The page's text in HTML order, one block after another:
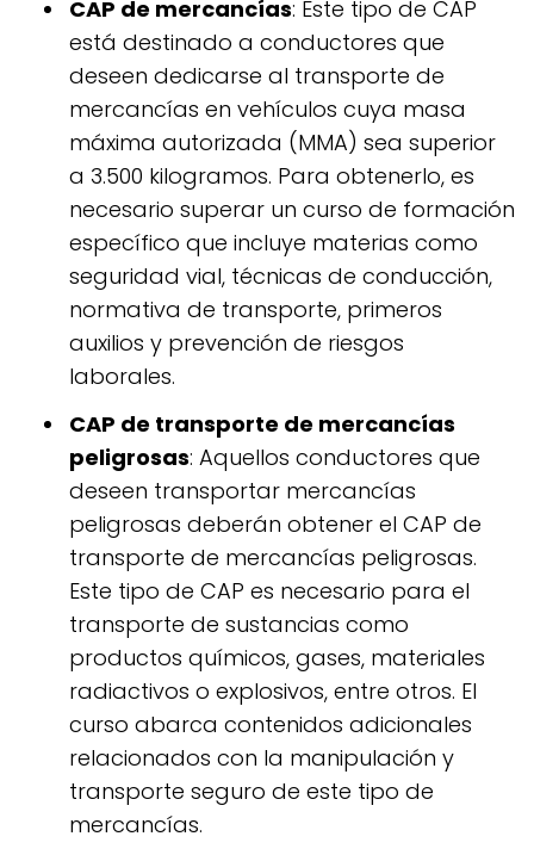
CAP de mercancías: Este tipo de CAP
está destinado a conductores que
deseen dedicarse al transporte de
mercancías en vehículos cuya masa
máxima autorizada (MMA) sea superior
a 3.500 kilogramos. Para obtenerlo, es
necesario superar un curso de formación
específico que incluye materias como
seguridad vial, técnicas de conducción,
normativa de transporte, primeros
auxilios y prevención de riesgos
laborales.
CAP de transporte de mercancías
peligrosas: Aquellos conductores que
deseen transportar mercancías
peligrosas deberán obtener el CAP de
transporte de mercancías peligrosas.
Este tipo de CAP es necesario para el
transporte de sustancias como
productos químicos, gases, materiales
radiactivos o explosivos, entre otros. El
curso abarca contenidos adicionales
relacionados con la manipulación y
transporte seguro de este tipo de
mercancías.